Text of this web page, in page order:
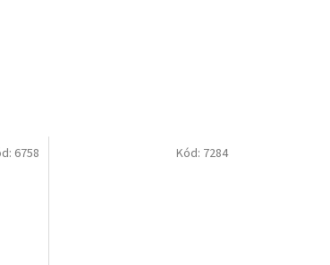
6758 Kód: 7284